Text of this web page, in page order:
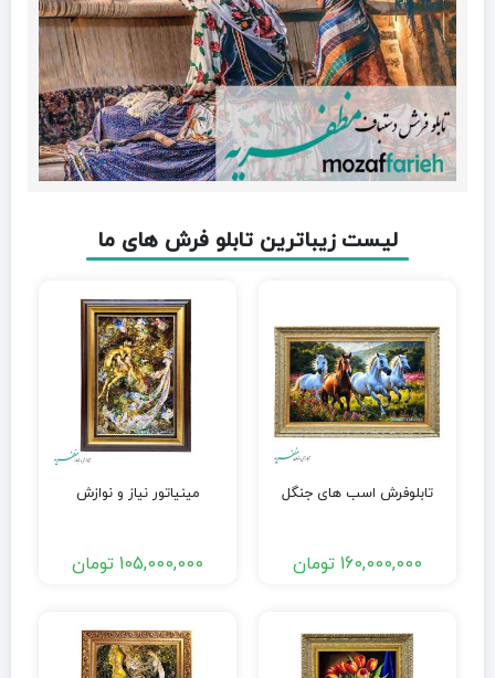
لیست زیباترین تابلو فرش های ما
تابلوفرش اسب های جنگل
160,000,000 تومان
مینیاتور نیاز و نوازش
105,000,000 تومان